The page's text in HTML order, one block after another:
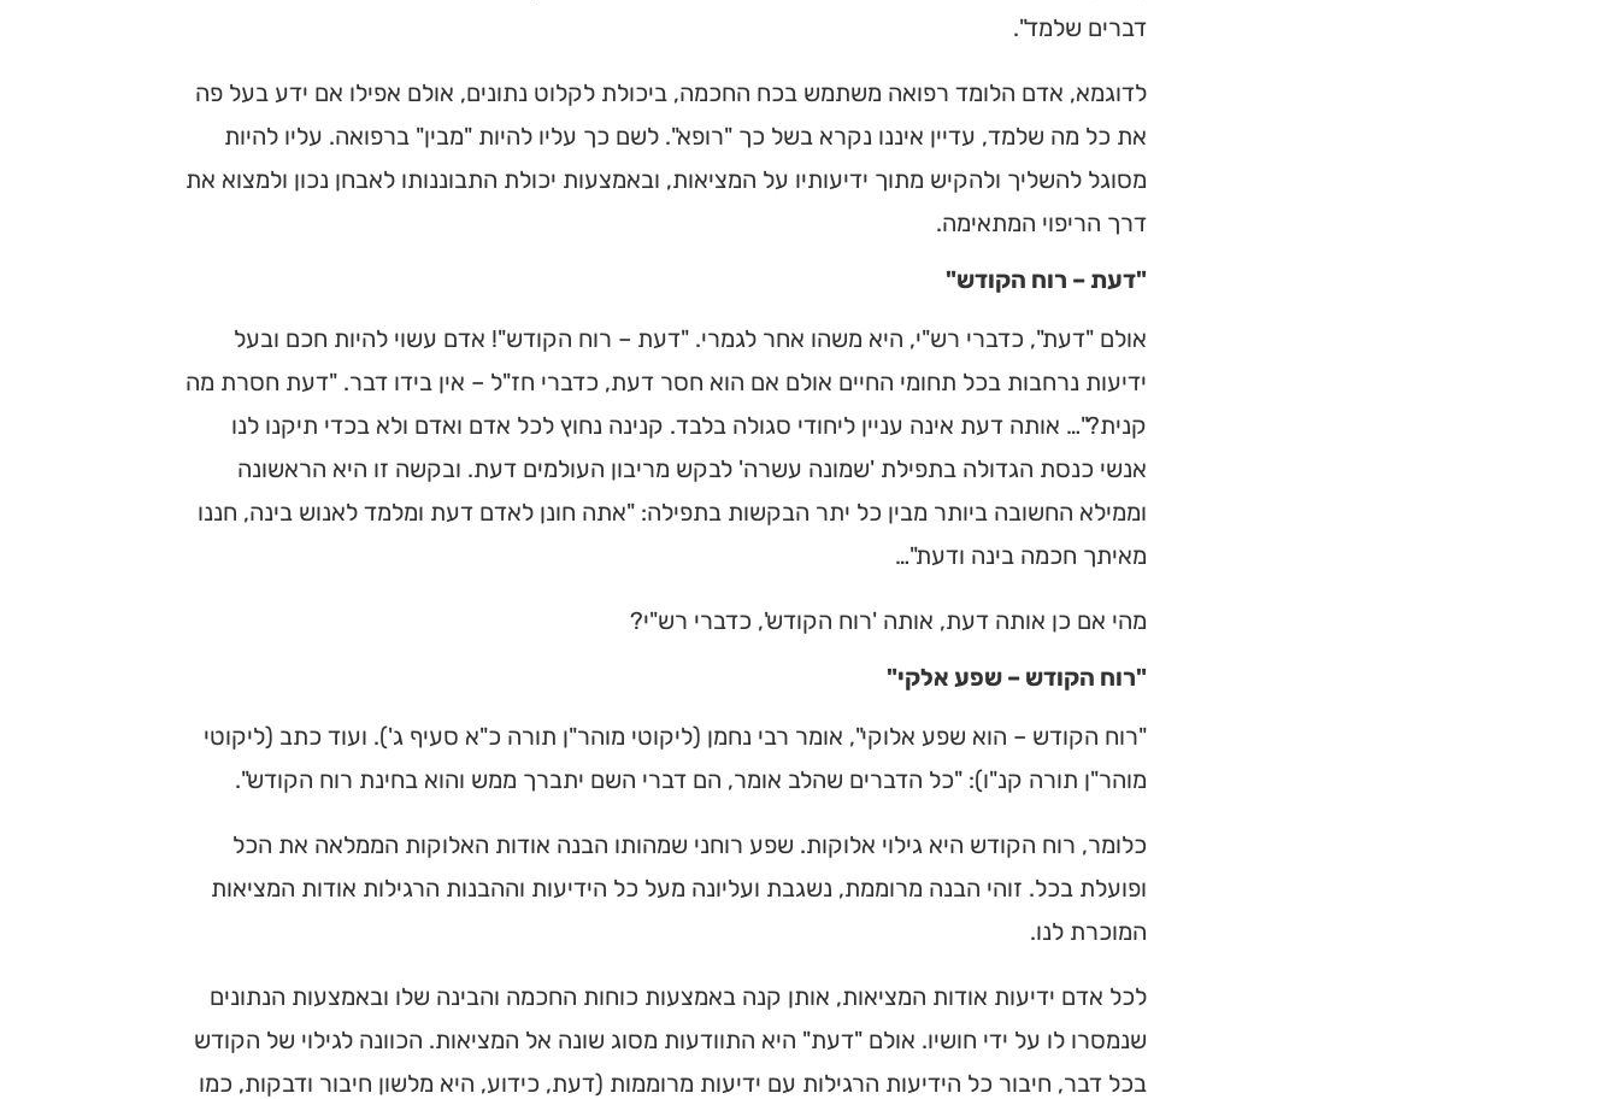
דברים שלמד".
לדוגמא, אדם הלומד רפואה משתמש בכח החכמה, ביכולת לקלוט נתונים, אולם אפילו אם ידע בעל פה
את כל מה שלמד, עדיין איננו נקרא בשל כך "רופא". לשם כך עליו להיות "מבין" ברפואה. עליו להיות
מסוגל להשליך ולהקיש מתוך ידיעותיו על המציאות, ובאמצעות יכולת התבוננותו לאבחן נכון ולמצוא את
דרך הריפוי המתאימה.
"דעת – רוח הקודש"
אולם "דעת", כדברי רש"י, היא משהו אחר לגמרי. "דעת – רוח הקודש"! אדם עשוי להיות חכם ובעל
ידיעות נרחבות בכל תחומי החיים אולם אם הוא חסר דעת, כדברי חז"ל – אין בידו דבר. "דעת חסרת מה
קנית?"… אותה דעת אינה עניין ליחודי סגולה בלבד. קנינה נחוץ לכל אדם ואדם ולא בכדי תיקנו לנו
אנשי כנסת הגדולה בתפילת 'שמונה עשרה' לבקש מריבון העולמים דעת. ובקשה זו היא הראשונה
וממילא החשובה ביותר מבין כל יתר הבקשות בתפילה: "אתה חונן לאדם דעת ומלמד לאנוש בינה, חננו
מאיתך חכמה בינה ודעת"…
מהי אם כן אותה דעת, אותה 'רוח הקודש', כדברי רש"י?
"רוח הקודש – שפע אלקי"
"רוח הקודש – הוא שפע אלוקי", אומר רבי נחמן (ליקוטי מוהר"ן תורה כ"א סעיף ג'). ועוד כתב (ליקוטי
מוהר"ן תורה קנ"ו): "כל הדברים שהלב אומר, הם דברי השם יתברך ממש והוא בחינת רוח הקודש".
כלומר, רוח הקודש היא גילוי אלוקות. שפע רוחני שמהותו הבנה אודות האלוקות הממלאה את הכל
ופועלת בכל. זוהי הבנה מרוממת, נשגבת ועליונה מעל כל הידיעות וההבנות הרגילות אודות המציאות
המוכרת לנו.
לכל אדם ידיעות אודות המציאות, אותן קנה באמצעות כוחות החכמה והבינה שלו ובאמצעות הנתונים
שנמסרו לו על ידי חושיו. אולם "דעת" היא התוודעות מסוג שונה אל המציאות. הכוונה לגילוי של הקודש
בכל דבר, חיבור כל הידיעות הרגילות עם ידיעות מרוממות (דעת, כידוע, היא מלשון חיבור ודבקות, כמו
מוסד ברסלב?
ברסלב בארץ ובעולם! מצאו זמני תפילות, שיעורי
תורה, כתובות ודרכי הגעה בלחיצת כפתור.